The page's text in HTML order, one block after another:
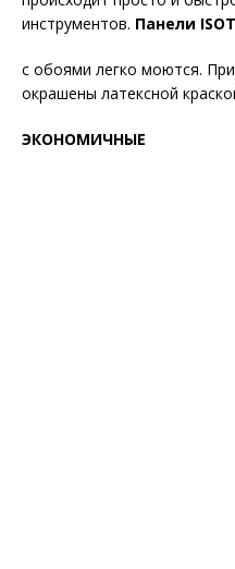
инструментов. Панели
с обоями легко моются.
окрашены латексной
ЭКОНОМИЧНЫЕ